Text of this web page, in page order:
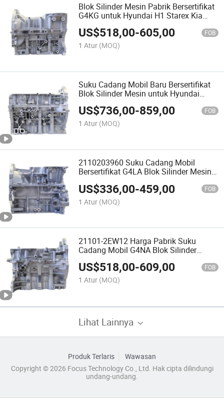
Blok Silinder Mesin Pabrik Bersertifikat
G4KG untuk Hyundai H1 Starex Kia
Carens Mesin Bensin 4 Blok Silinder
US$518,00-605,00 FOB
1 Atur (MOQ)
Suku Cadang Mobil Baru Bersertifikat
Blok Silinder Mesin untuk Hyundai
Sonata Santa Fe G4KH IX35
US$736,00-859,00 FOB
1 Atur (MOQ)
2110203960 Suku Cadang Mobil
Bersertifikat G4LA Blok Silinder Mesin
US$336,00-459,00 FOB
1 Atur (MOQ)
21101-2EW12 Harga Pabrik Suku
Cadang Mobil G4NA Blok Silinder
Mesin untuk Hyundai Elantra I40
Tucson Ix35
US$518,00-609,00 FOB
1 Atur (MOQ)
Lihat Lainnya
Produk Terlaris
Wawasan
Copyright © 2026 Focus Technology Co., Ltd. Hak cipta dilindungi
undang-undang.